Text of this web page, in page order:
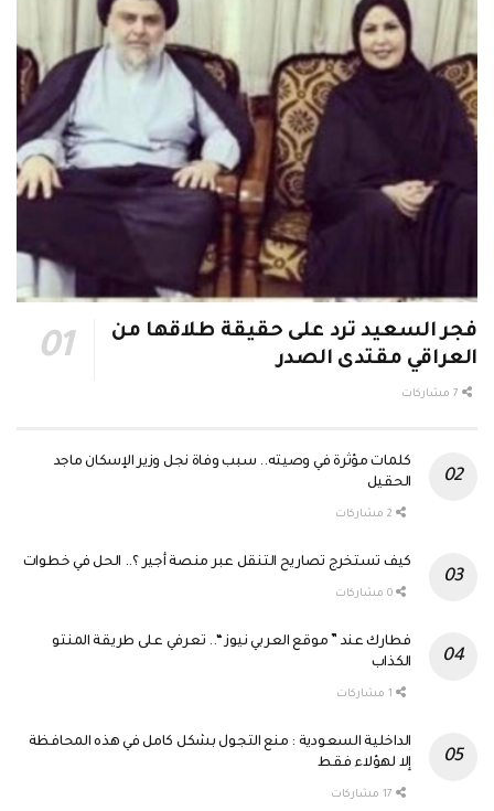
فجر السعيد ترد على حقيقة طلاقها من
العراقي مقتدى الصدر
كلمات مؤثرة في وصيته.. سبب وفاة نجل وزير الإسكان ماجد
الحقيل
كيف تستخرج تصاريح التنقل عبر منصة أجير ؟.. الحل في خطوات
فطارك عند ” موقع العربي نيوز “.. تعرفي على طريقة المنتو
الكذاب
الداخلية السعودية : منع التجول بشكل كامل في هذه المحافظة
إلا لهؤلاء فقط